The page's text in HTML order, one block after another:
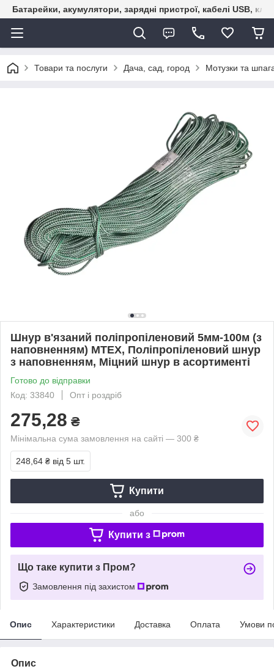
Батарейки, акумулятори, зарядні пристрої, кабелі USB,
Товари та послуги Дача, сад, город Мотузки та
Шнур в'язаний поліпропіленовий 5мм-100м (з
наповненням) MTEX, Поліпропіленовий шнур
з наповненням, Міцний шнур в асортименті
Готово до відправки
Код: 33840
Опт і роздріб
275,28 ₴
Мінімальна сума замовлення на сайті — 300 ₴
248,64 ₴ від 5 шт.
Купити
або
Купити з
Що таке купити з Пром?
Замовлення під захистом
Опис Характеристики Доставка Оплата Умови
Опис